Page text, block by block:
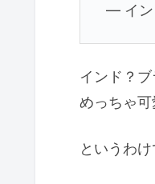
— イン
インド？
めっちゃ可
というわ